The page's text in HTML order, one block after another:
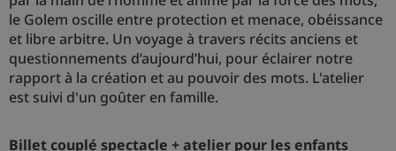
le Golem oscille entre protection et menace, obéissance
et libre arbitre. Un voyage à travers récits anciens et
questionnements d’aujourd’hui, pour éclairer notre
rapport à la création et au pouvoir des mots. L'atelier
est suivi d'un goûter en famille.
Billet couplé spectacle + atelier pour les enfants